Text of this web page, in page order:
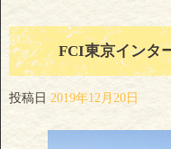
FCI東京インタ
投稿日 2019年12月20日